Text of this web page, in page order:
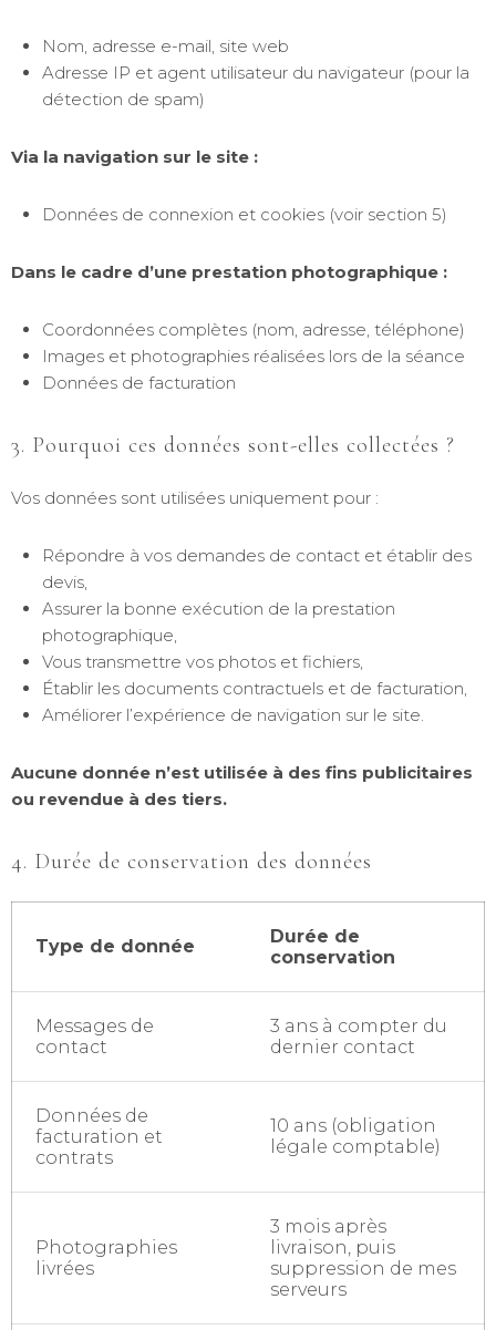
Nom, adresse e-mail, site web
Adresse IP et agent utilisateur du navigateur (pour la
détection de spam)
Via la navigation sur le site :
Données de connexion et cookies (voir section 5)
Dans le cadre d’une prestation photographique :
Coordonnées complètes (nom, adresse, téléphone)
Images et photographies réalisées lors de la séance
Données de facturation
3. Pourquoi ces données sont-elles collectées ?
Vos données sont utilisées uniquement pour :
Répondre à vos demandes de contact et établir des
devis,
Assurer la bonne exécution de la prestation
photographique,
Vous transmettre vos photos et fichiers,
Établir les documents contractuels et de facturation,
Améliorer l’expérience de navigation sur le site.
Aucune donnée n’est utilisée à des fins publicitaires
ou revendue à des tiers.
4. Durée de conservation des données
Type de donnée
Durée de
conservation
Messages de
contact
3 ans à compter du
dernier contact
Données de
facturation et
contrats
10 ans (obligation
légale comptable)
Photographies
livrées
3 mois après
livraison, puis
suppression de mes
serveurs